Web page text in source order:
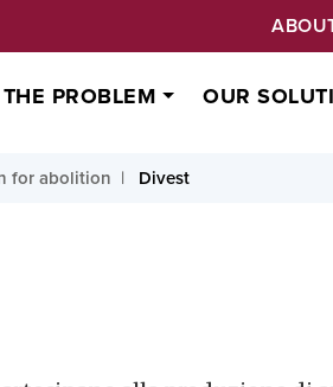
PROBLEM OUR
for abolition Divest